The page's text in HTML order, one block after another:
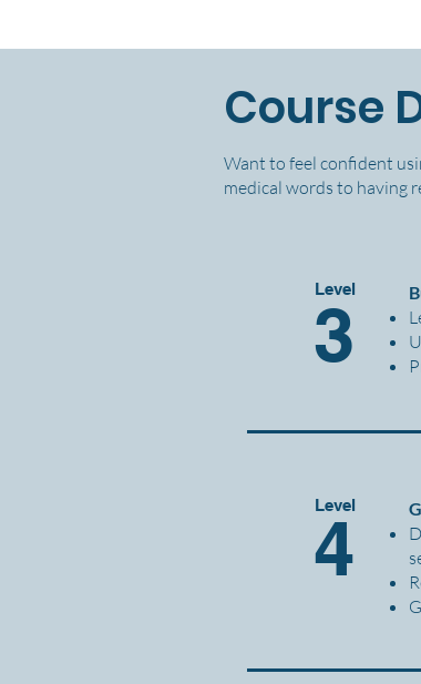
Course
Want to feel confident
medical words to having
3
Level
4
Level